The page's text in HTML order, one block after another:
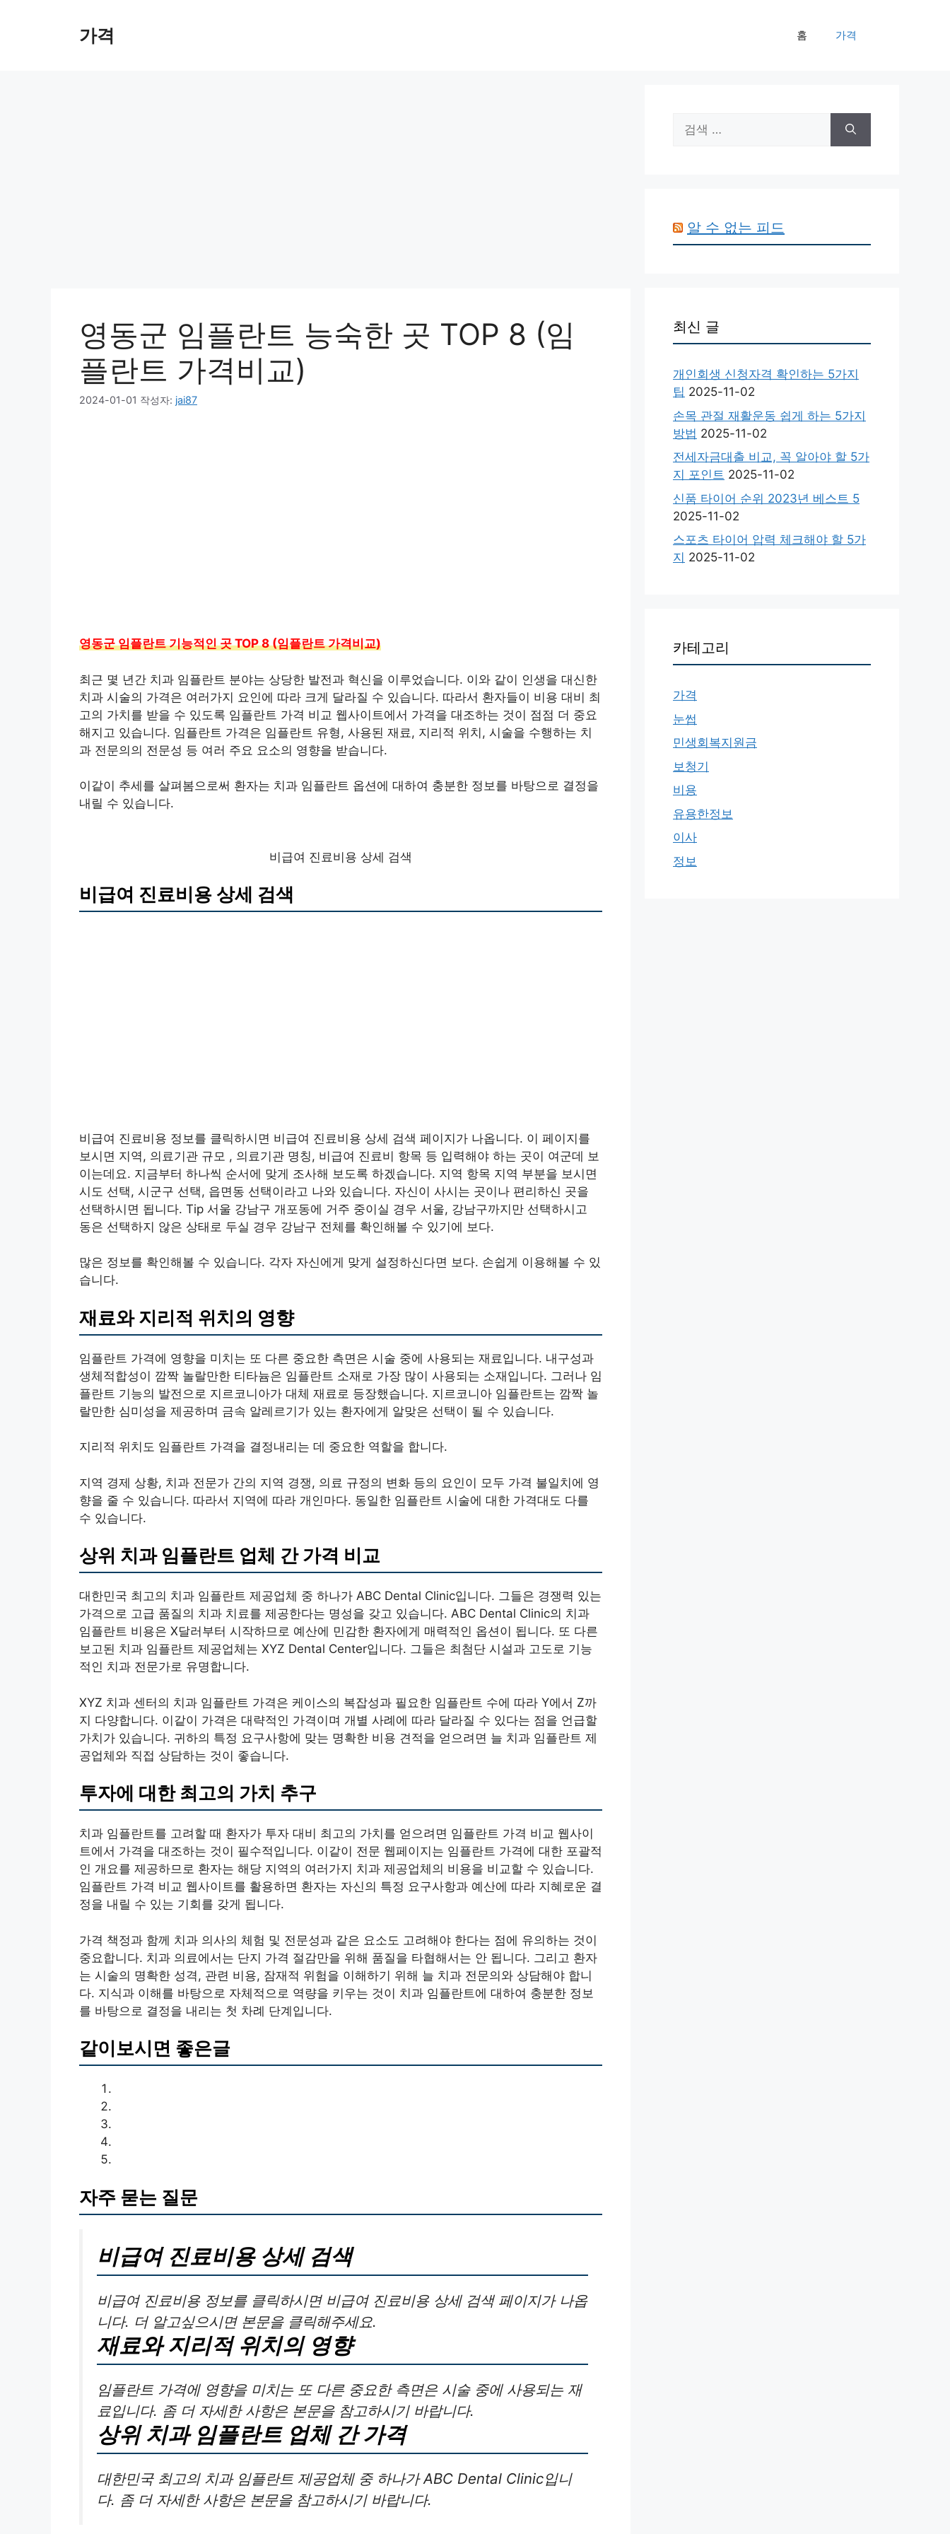
가격 홈 가격
영동군 임플란트 능숙한 곳 TOP 8 (임
플란트 가격비교)
2024-01-01 작성자: jai87
영동군 임플란트 기능적인 곳 TOP 8 (임플란트 가격비교)
최근 몇 년간 치과 임플란트 분야는 상당한 발전과 혁신을 이루었습니다. 이와 같이 인생을 대신한
치과 시술의 가격은 여러가지 요인에 따라 크게 달라질 수 있습니다. 따라서 환자들이 비용 대비 최
고의 가치를 받을 수 있도록 임플란트 가격 비교 웹사이트에서 가격을 대조하는 것이 점점 더 중요
해지고 있습니다. 임플란트 가격은 임플란트 유형, 사용된 재료, 지리적 위치, 시술을 수행하는 치
과 전문의의 전문성 등 여러 주요 요소의 영향을 받습니다.
이같이 추세를 살펴봄으로써 환자는 치과 임플란트 옵션에 대하여 충분한 정보를 바탕으로 결정을
내릴 수 있습니다.
비급여 진료비용 상세 검색
비급여 진료비용 상세 검색
비급여 진료비용 정보를 클릭하시면 비급여 진료비용 상세 검색 페이지가 나옵니다. 이 페이지를
보시면 지역, 의료기관 규모 , 의료기관 명칭, 비급여 진료비 항목 등 입력해야 하는 곳이 여군데 보
이는데요. 지금부터 하나씩 순서에 맞게 조사해 보도록 하겠습니다. 지역 항목 지역 부분을 보시면
시도 선택, 시군구 선택, 읍면동 선택이라고 나와 있습니다. 자신이 사시는 곳이나 편리하신 곳을
선택하시면 됩니다. Tip 서울 강남구 개포동에 거주 중이실 경우 서울, 강남구까지만 선택하시고
동은 선택하지 않은 상태로 두실 경우 강남구 전체를 확인해볼 수 있기에 보다.
많은 정보를 확인해볼 수 있습니다. 각자 자신에게 맞게 설정하신다면 보다. 손쉽게 이용해볼 수 있
습니다.
재료와 지리적 위치의 영향
임플란트 가격에 영향을 미치는 또 다른 중요한 측면은 시술 중에 사용되는 재료입니다. 내구성과
생체적합성이 깜짝 놀랄만한 티타늄은 임플란트 소재로 가장 많이 사용되는 소재입니다. 그러나 임
플란트 기능의 발전으로 지르코니아가 대체 재료로 등장했습니다. 지르코니아 임플란트는 깜짝 놀
랄만한 심미성을 제공하며 금속 알레르기가 있는 환자에게 알맞은 선택이 될 수 있습니다.
지리적 위치도 임플란트 가격을 결정내리는 데 중요한 역할을 합니다.
지역 경제 상황, 치과 전문가 간의 지역 경쟁, 의료 규정의 변화 등의 요인이 모두 가격 불일치에 영
향을 줄 수 있습니다. 따라서 지역에 따라 개인마다. 동일한 임플란트 시술에 대한 가격대도 다를
수 있습니다.
상위 치과 임플란트 업체 간 가격 비교
대한민국 최고의 치과 임플란트 제공업체 중 하나가 ABC Dental Clinic입니다. 그들은 경쟁력 있는
가격으로 고급 품질의 치과 치료를 제공한다는 명성을 갖고 있습니다. ABC Dental Clinic의 치과
임플란트 비용은 X달러부터 시작하므로 예산에 민감한 환자에게 매력적인 옵션이 됩니다. 또 다른
보고된 치과 임플란트 제공업체는 XYZ Dental Center입니다. 그들은 최첨단 시설과 고도로 기능
적인 치과 전문가로 유명합니다.
XYZ 치과 센터의 치과 임플란트 가격은 케이스의 복잡성과 필요한 임플란트 수에 따라 Y에서 Z까
지 다양합니다. 이같이 가격은 대략적인 가격이며 개별 사례에 따라 달라질 수 있다는 점을 언급할
가치가 있습니다. 귀하의 특정 요구사항에 맞는 명확한 비용 견적을 얻으려면 늘 치과 임플란트 제
공업체와 직접 상담하는 것이 좋습니다.
투자에 대한 최고의 가치 추구
치과 임플란트를 고려할 때 환자가 투자 대비 최고의 가치를 얻으려면 임플란트 가격 비교 웹사이
트에서 가격을 대조하는 것이 필수적입니다. 이같이 전문 웹페이지는 임플란트 가격에 대한 포괄적
인 개요를 제공하므로 환자는 해당 지역의 여러가지 치과 제공업체의 비용을 비교할 수 있습니다.
임플란트 가격 비교 웹사이트를 활용하면 환자는 자신의 특정 요구사항과 예산에 따라 지혜로운 결
정을 내릴 수 있는 기회를 갖게 됩니다.
가격 책정과 함께 치과 의사의 체험 및 전문성과 같은 요소도 고려해야 한다는 점에 유의하는 것이
중요합니다. 치과 의료에서는 단지 가격 절감만을 위해 품질을 타협해서는 안 됩니다. 그리고 환자
는 시술의 명확한 성격, 관련 비용, 잠재적 위험을 이해하기 위해 늘 치과 전문의와 상담해야 합니
다. 지식과 이해를 바탕으로 자체적으로 역량을 키우는 것이 치과 임플란트에 대하여 충분한 정보
를 바탕으로 결정을 내리는 첫 차례 단계입니다.
같이보시면 좋은글
자주 묻는 질문
비급여 진료비용 상세 검색
비급여 진료비용 정보를 클릭하시면 비급여 진료비용 상세 검색 페이지가 나옵
니다. 더 알고싶으시면 본문을 클릭해주세요.
재료와 지리적 위치의 영향
임플란트 가격에 영향을 미치는 또 다른 중요한 측면은 시술 중에 사용되는 재
료입니다. 좀 더 자세한 사항은 본문을 참고하시기 바랍니다.
상위 치과 임플란트 업체 간 가격
대한민국 최고의 치과 임플란트 제공업체 중 하나가 ABC Dental Clinic입니
다. 좀 더 자세한 사항은 본문을 참고하시기 바랍니다.
색:
알 수 없는 피드
최신 글
개인회생 신청자격 확인하는 5가지
팁 2025-11-02
손목 관절 재활운동 쉽게 하는 5가지
방법 2025-11-02
전세자금대출 비교, 꼭 알아야 할 5가
지 포인트 2025-11-02
신품 타이어 순위 2023년 베스트 5
2025-11-02
스포츠 타이어 압력 체크해야 할 5가
지 2025-11-02
카테고리
가격
눈썹
민생회복지원금
보청기
비용
유용한정보
이사
정보